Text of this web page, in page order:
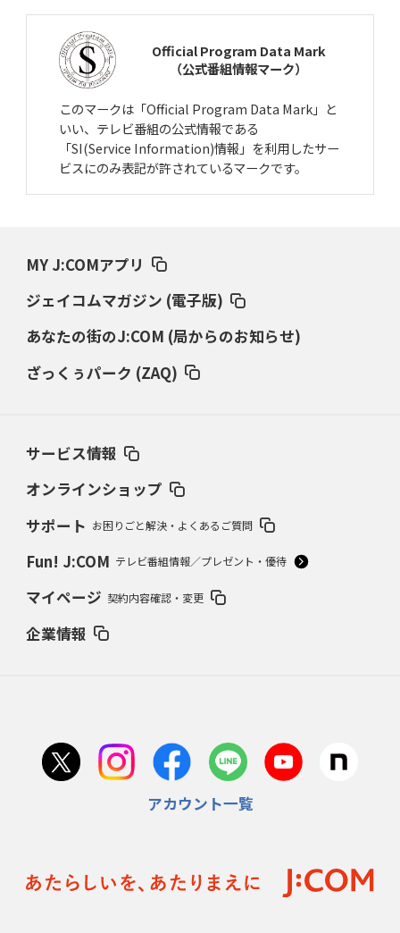
Official Program Data Mark
（公式番組情報マーク）
このマークは「Official Program Data Mark」と
いい、テレビ番組の公式情報である
「SI(Service Information)情報」を利用したサー
ビスにのみ表記が許されているマークです。
MY J:COMアプリ
ジェイコムマガジン (電子版)
あなたの街のJ:COM (局からのお知らせ)
ざっくぅパーク (ZAQ)
サービス情報
オンラインショップ
サポート お困りごと解決・よくあるご質問
Fun! J:COM テレビ番組情報／プレゼント・優待
マイページ 契約内容確認・変更
企業情報
アカウント一覧